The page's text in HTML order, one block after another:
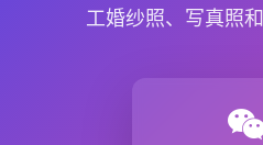
工婚纱照、写真照